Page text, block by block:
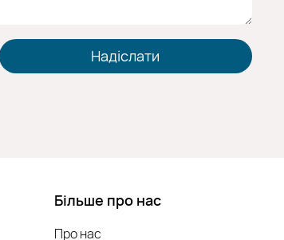
Більше про нас
Про нас